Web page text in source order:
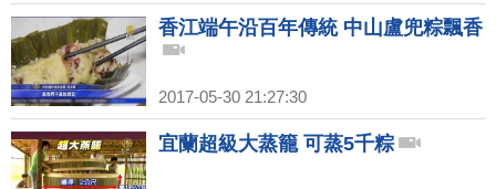
香江端午沿百年傳統 中山盧兜粽飄香
2017-05-30 21:27:30
宜蘭超級大蒸籠 可蒸5千粽